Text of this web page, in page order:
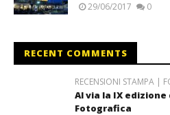
29/06/2017 0
RECENT COMMENTS
RECENSIONI STAMPA |
Al via la IX
Fotografica